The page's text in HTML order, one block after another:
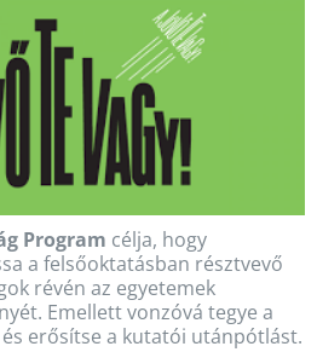
Program célja, hogy
a felsőoktatásban résztvevő
révén az egyetemek
Emellett vonzóvá tegye a
erősítse a kutatói utánpótlást.